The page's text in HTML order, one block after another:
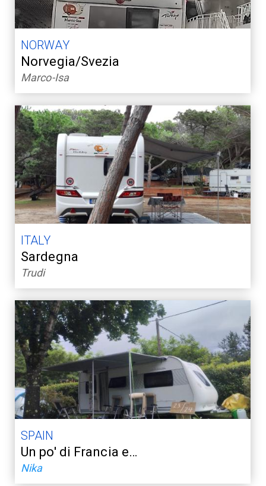
NORWAY
Norvegia/Svezia
Marco-Isa
ITALY
Sardegna
Trudi
SPAIN
Un po' di Francia e…
Nika